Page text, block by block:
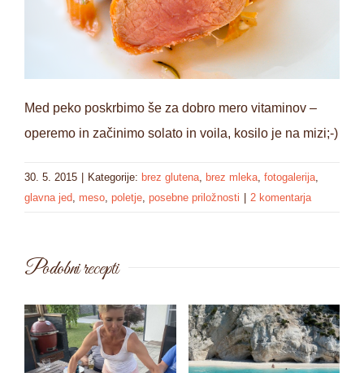
Med peko poskrbimo še za dobro mero vitaminov –
operemo in začinimo solato in voila, kosilo je na mizi;-)
30. 5. 2015 Kategorije: brez glutena, brez mleka, fotogalerija,
glavna jed, meso, poletje, posebne priložnosti 2 komentarja
Podobni recepti